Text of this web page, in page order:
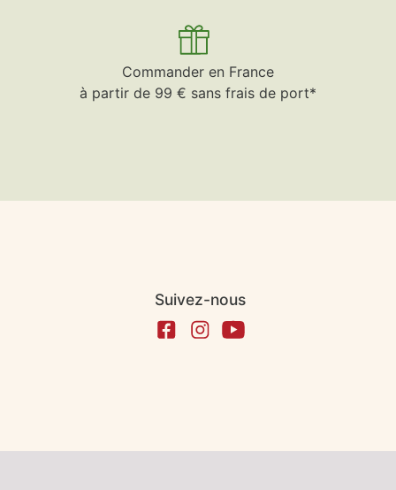
Commander en France
à partir de 99 € sans frais de port*
Suivez-nous